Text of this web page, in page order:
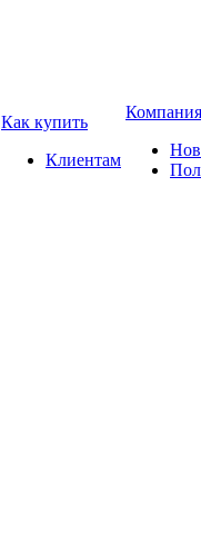
Как купить
Клиентам
Компания